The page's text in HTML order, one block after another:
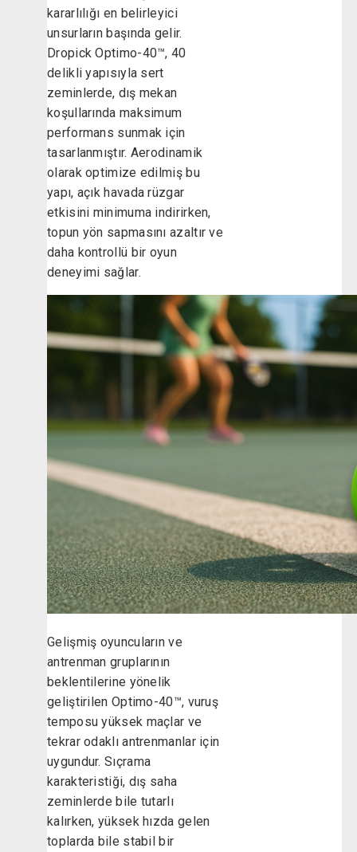
kararlılığı en belirleyici
unsurların başında gelir.
Dropick Optimo-40™, 40
delikli yapısıyla sert
zeminlerde, dış mekan
koşullarında maksimum
performans sunmak için
tasarlanmıştır. Aerodinamik
olarak optimize edilmiş bu
yapı, açık havada rüzgar
etkisini minimuma indirirken,
topun yön sapmasını azaltır ve
daha kontrollü bir oyun
deneyimi sağlar.
Gelişmiş oyuncuların ve
antrenman gruplarının
beklentilerine yönelik
geliştirilen Optimo-40™, vuruş
temposu yüksek maçlar ve
tekrar odaklı antrenmanlar için
uygundur. Sıçrama
karakteristiği, dış saha
zeminlerde bile tutarlı
kalırken, yüksek hızda gelen
toplarda bile stabil bir